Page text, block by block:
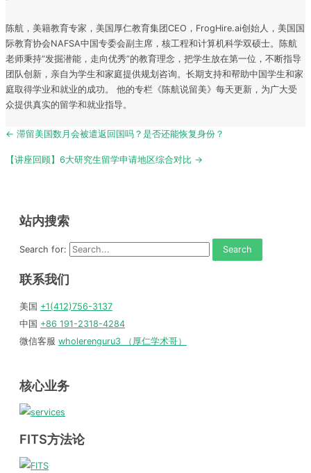
陈航，美籍教育专家，美国厚仁教育集团CEO，FrogHire.ai创始人，美国国
际教育协会NAFSA中国专委会副主席，核工程和计算机科学双硕士。陈航
老师秉持“发掘潜能，走向优秀”的教育理念，把学生放在第一位，不断指导
团队创新，亲自为学生和家庭提供规划咨询。长期支持和帮助中国学生和家
庭取得学业和就业的成功。 他的专栏《陈航说留美》每天更新，为广大受
众提供真实的留学和就业指导。
Post
← 滞留美国数月会被遣返回国吗？是否还能恢复身份？
【讲座回顾】6大研究生留学申请地区综合对比 →
站内搜索
Search for:
联系我们
美国 +1(412)756-3137
中国 +86 191-2318-4284
微信客服 wholerenguru3 （厚仁学术哥）
核心业务
FITS方法论